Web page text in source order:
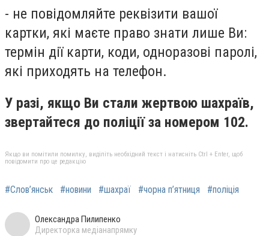
- не повідомляйте реквізити вашої
картки, які маєте право знати лише Ви:
термін дії карти, коди, одноразові паролі,
які приходять на телефон.
У разі, якщо Ви стали жертвою шахраїв,
звертайтеся до поліції за номером 102.
Якщо ви помітили помилку, виділіть необхідний текст і натисніть Ctrl + Enter, щоб
повідомити про це редакцію
#Слов’янськ #новини #шахраї #чорна п’ятниця #поліція
Олександра Пилипенко
Директорка медіанапрямку